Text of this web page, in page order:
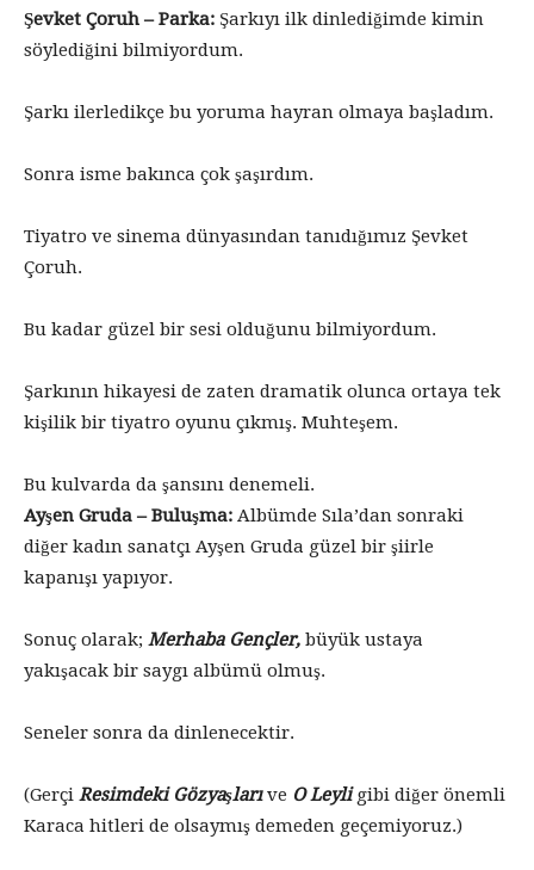
Şevket Çoruh – Parka: Şarkıyı ilk dinlediğimde kimin
söylediğini bilmiyordum.
Şarkı ilerledikçe bu yoruma hayran olmaya başladım.
Sonra isme bakınca çok şaşırdım.
Tiyatro ve sinema dünyasından tanıdığımız Şevket
Çoruh.
Bu kadar güzel bir sesi olduğunu bilmiyordum.
Şarkının hikayesi de zaten dramatik olunca ortaya tek
kişilik bir tiyatro oyunu çıkmış. Muhteşem.
Bu kulvarda da şansını denemeli.
Ayşen Gruda – Buluşma: Albümde Sıla’dan sonraki
diğer kadın sanatçı Ayşen Gruda güzel bir şiirle
kapanışı yapıyor.
Sonuç olarak; Merhaba Gençler, büyük ustaya
yakışacak bir saygı albümü olmuş.
Seneler sonra da dinlenecektir.
(Gerçi Resimdeki Gözyaşlarıve O Leyli gibi diğer önemli
Karaca hitleri de olsaymış demeden geçemiyoruz.)